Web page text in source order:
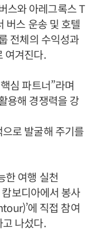
스와 아레그록스 T
버스 운송 및 호텔
전체의 수익성과
여겨진다.
심 파트너”라며
용해 경쟁력을 강
로 발굴해 주기를
한 여행 실천
보디아에서 봉사
에 직접 참여
나섰다.